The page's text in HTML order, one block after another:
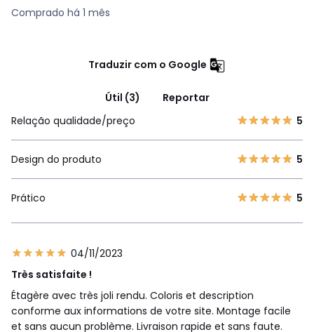
Comprado há 1 mês
Traduzir com o Google
Útil (3)
Reportar
Relação qualidade/preço
5
Design do produto 5
Prático 5
04/11/2023
Très satisfaite !
Étagère avec très joli rendu. Coloris et description
conforme aux informations de votre site. Montage facile
et sans aucun problème. Livraison rapide et sans faute.